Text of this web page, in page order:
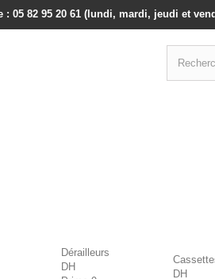
: 05 82 95 20 61 (lundi, mardi, jeudi et
Dérailleurs
DH
DH